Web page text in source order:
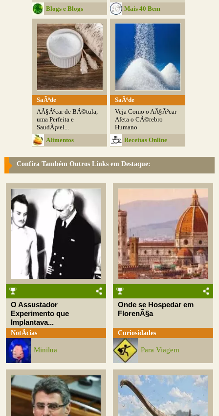
Blogs e Blogs
Mais 40 Bem
Cuidado
SaÃºde
AÃ§Ãºcar de BÃ©tula,
uma Perfeita e
SaudÃ¡vel...
Alimentos
SaÃºde
Veja Como o AÃ§Ãºcar
Afeta o CÃ©rebro
Humano
Receitas Online
Confira Também Outros Links em Destaque:
O Assustador
Experimento que
Implantava...
NotÃ­cias
Minilua
Onde se Hospedar em
FlorenÃ§a
Curiosidades
Para Viagem